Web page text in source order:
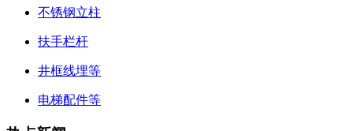
不锈钢立柱
扶手栏杆
井框线埋等
电梯配件等